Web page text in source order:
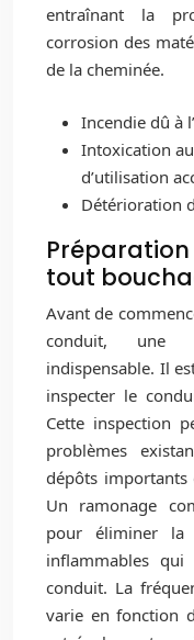
entraînant la
corrosion des
de la cheminée.
Incendie dû à
Intoxication
d’utilisation
Détérioration
tout
Avant de
conduit, une
indispensable. Il
inspecter le
Cette inspection
problèmes
dépôts importants
Un ramonage
pour éliminer la
inflammables qui
conduit. La
varie en fonction